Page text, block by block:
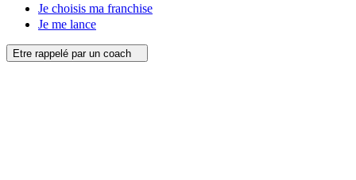
Je choisis ma franchise
Je me lance
Etre rappelé par un coach